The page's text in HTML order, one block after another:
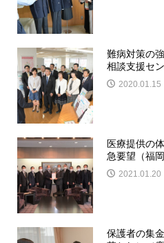
難病対策の
相談支援セン
2020.01.15
医療提供の
急要望（福岡
2021.01.20
保護者の集